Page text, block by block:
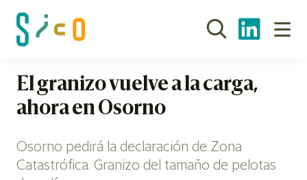
El granizo vuelve a la carga,
ahora en Osorno
Osorno pedirá la declaración de Zona
Catastrófica. Granizo del tamaño de pelotas